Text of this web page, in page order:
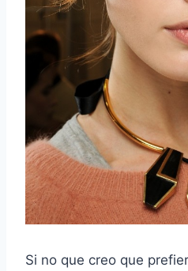
Si no que creo que